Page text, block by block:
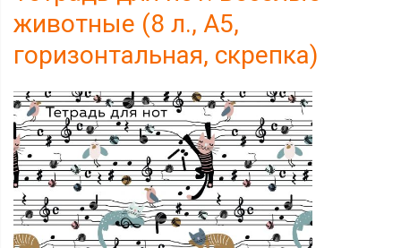
животные (8 л., А5,
горизонтальная, скрепка)